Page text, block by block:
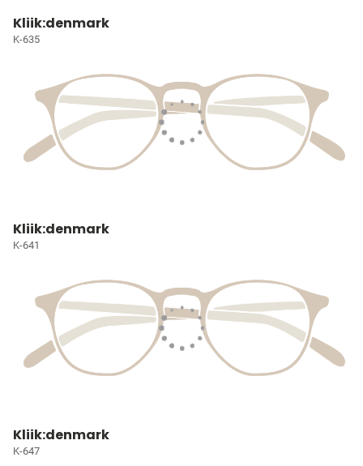
Kliik:denmark
K-635
Kliik:denmark
K-641
Kliik:denmark
K-647